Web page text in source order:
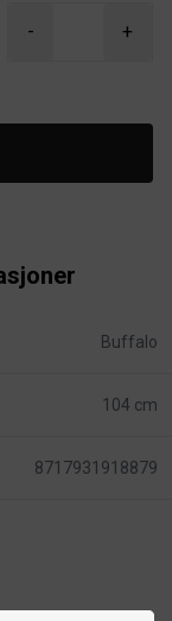
- +
Buffalo
104 cm
8717931918879